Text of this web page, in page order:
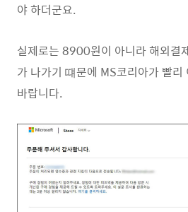
야 하더군요.
실제로는 8900원이 아니라 해외결
가 나가기 떄문에 MS코리아가 빨
바랍니다.